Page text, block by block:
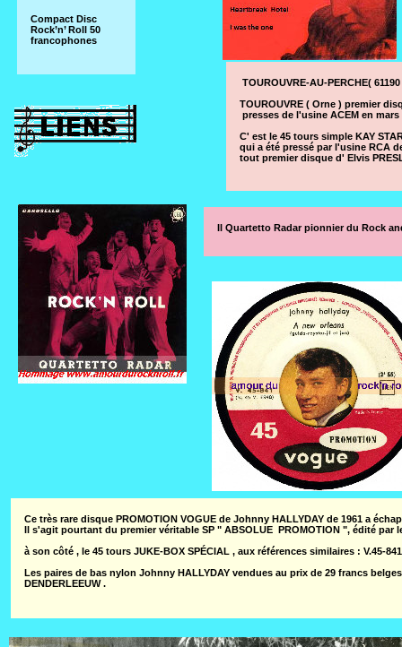
Compact Disc
Rock’n’ Roll 50
francophones
TOUROUVRE-AU-PERCHE(
TOUROUVRE ( Orne ) premier
presses de l'usine ACEM en
C' est le 45 tours simple KAY
qui a été pressé par l'usine RCA
tout premier disque d' Elvis
Il Quartetto Radar pionnier du Rock
Ce très rare disque PROMOTION VOGUE de Johnny HALLYDAY de 1961 a
Il s'agit pourtant du premier véritable SP " ABSOLUE PROMOTION ", édité par
à son côté , le 45 tours JUKE-BOX SPÉCIAL , aux références similaires : V.45-
Les paires de bas nylon Johnny HALLYDAY vendues au prix de 29 francs
DENDERLEEUW .